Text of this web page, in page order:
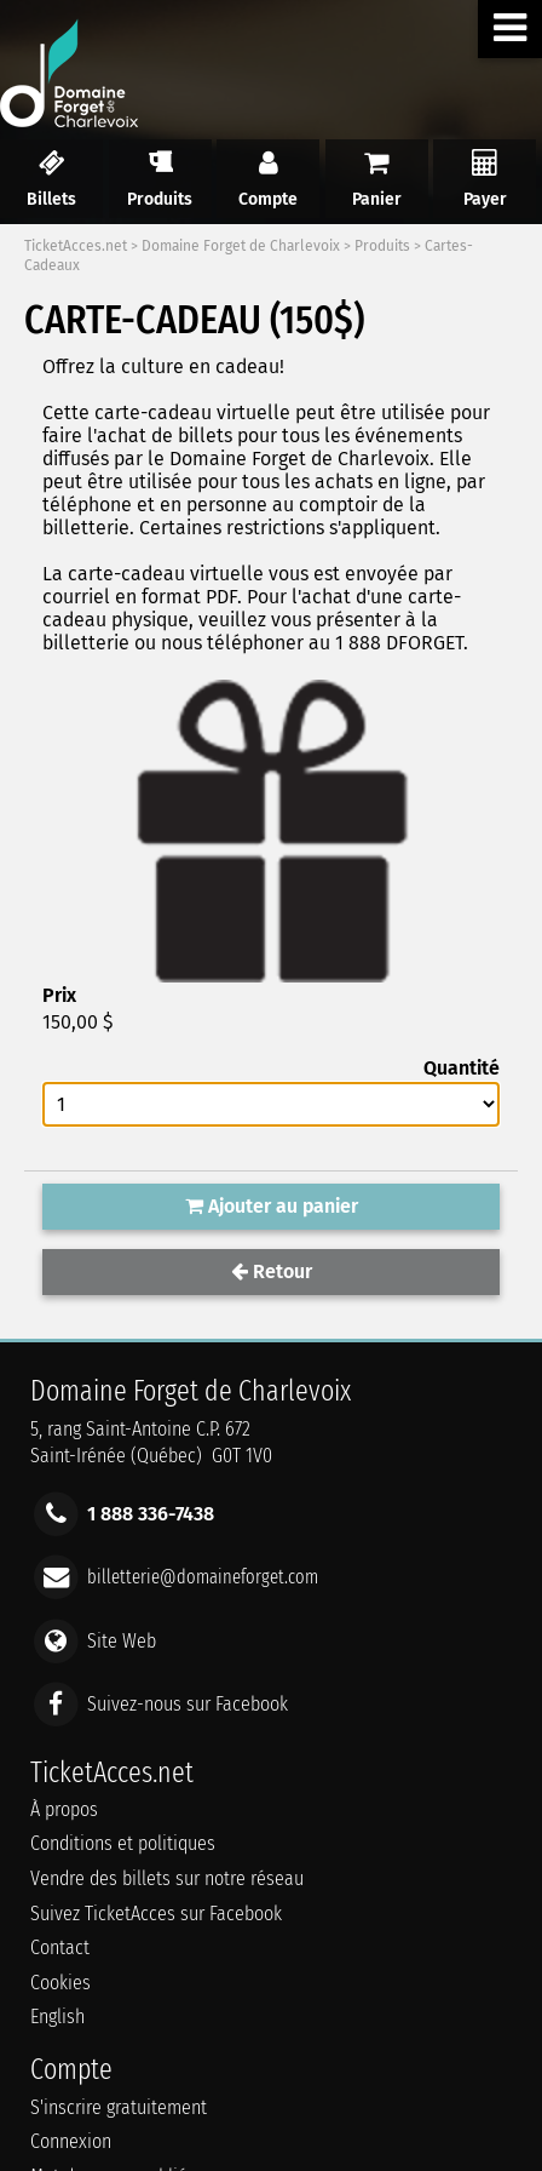
Billets Produits Compte Panier Payer
TicketAcces.net > Domaine Forget de Charlevoix > Produits > Cartes-
Cadeaux
CARTE-CADEAU (150$)
Offrez la culture en cadeau!
Cette carte-cadeau virtuelle peut être utilisée pour
faire l'achat de billets pour tous les événements
diffusés par le Domaine Forget de Charlevoix. Elle
peut être utilisée pour tous les achats en ligne, par
téléphone et en personne au comptoir de la
billetterie. Certaines restrictions s'appliquent.
La carte-cadeau virtuelle vous est envoyée par
courriel en format PDF. Pour l'achat d'une carte-
cadeau physique, veuillez vous présenter à la
billetterie ou nous téléphoner au 1 888 DFORGET.
Prix
150,00 $
Quantité
Ajouter au panier
Retour
Domaine Forget de Charlevoix
5, rang Saint-Antoine C.P. 672
Saint-Irénée (Québec) G0T 1V0
1 888 336-7438
billetterie@domaineforget.com
Site Web
Suivez-nous sur Facebook
TicketAcces.net
À propos
Conditions et politiques
Vendre des billets sur notre réseau
Suivez TicketAcces sur Facebook
Contact
Cookies
English
Compte
S'inscrire gratuitement
Connexion